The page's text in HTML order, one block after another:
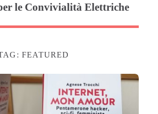
le Convivialità Elettriche
FEATURED